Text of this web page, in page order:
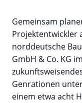
Gemeinsam
Projektentwickler
norddeutsche
GmbH & Co. KG
Genrationen
einem etwa acht